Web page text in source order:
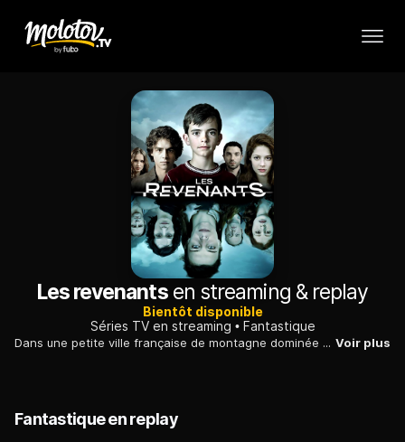
Les revenantsen streaming & replay
Bientôt disponible
Séries TV en streaming
Fantastique
Dans une petite ville française de montagne dominée par un lac artificiel, plusieurs personnes mortes depuis des années reviennent à la vie. Voir plus
Fantastique en replay